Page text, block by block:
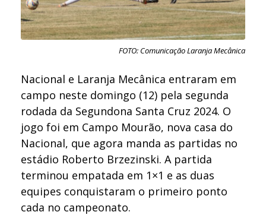
FOTO: Comunicação Laranja Mecânica
Nacional e Laranja Mecânica entraram em
campo neste domingo (12) pela segunda
rodada da Segundona Santa Cruz 2024. O
jogo foi em Campo Mourão, nova casa do
Nacional, que agora manda as partidas no
estádio Roberto Brzezinski. A partida
terminou empatada em 1×1 e as duas
equipes conquistaram o primeiro ponto
cada no campeonato.